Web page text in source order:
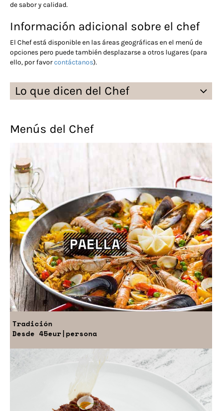
de sabor y calidad.
Información adicional sobre el chef
El Chef está disponible en las áreas geográficas en el menú de
opciones pero puede también desplazarse a otros lugares (para
ello, por favorcontáctanos).
Lo que dicen del Chef
Menús del Chef
Tradición
Desde 45eur|persona